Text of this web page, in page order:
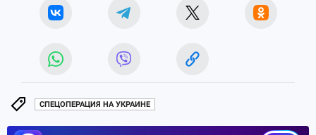
СПЕЦОПЕРАЦИЯ НА УКРАИНЕ